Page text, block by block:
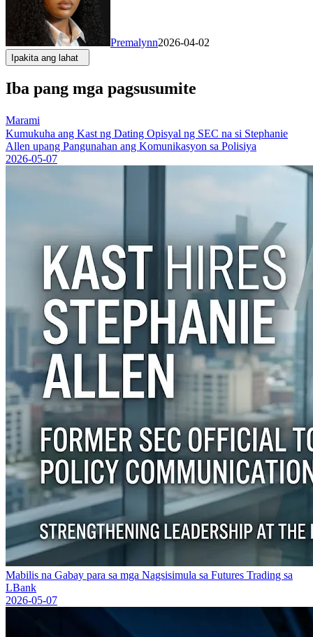
Premalynn2026-04-02
Ipakita ang lahat
Iba pang mga pagsusumite
Marami
Kumukuha ang Kast ng Dating Opisyal ng SEC na si Stephanie
Allen upang Pangunahan ang Komunikasyon sa Polisiya
2026-05-07
Mabilis na Gabay para sa mga Nagsisimula sa Futures Trading sa
LBank
2026-05-07